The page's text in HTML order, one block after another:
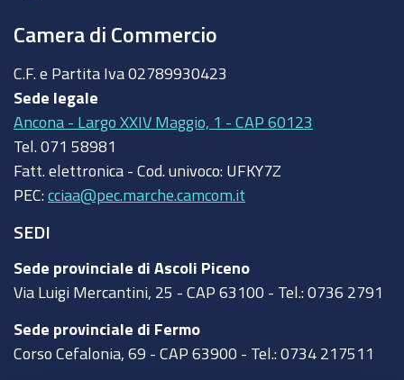
Camera di Commercio
C.F. e Partita Iva 02789930423
Sede legale
Ancona - Largo XXIV Maggio, 1 - CAP 60123
Tel. 071 58981
Fatt. elettronica - Cod. univoco: UFKY7Z
PEC: cciaa@pec.marche.camcom.it
SEDI
Sede provinciale di Ascoli Piceno
Via Luigi Mercantini, 25 - CAP 63100 - Tel.: 0736 2791
Sede provinciale di Fermo
Corso Cefalonia, 69 - CAP 63900 - Tel.: 0734 217511